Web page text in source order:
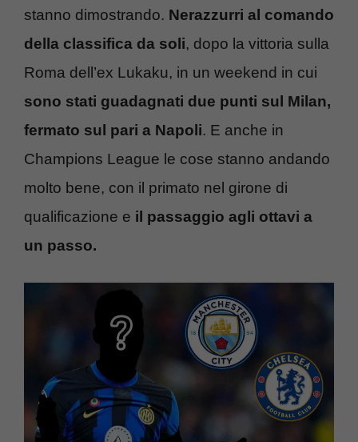
stanno dimostrando. Nerazzurri al comando
della classifica da soli, dopo la vittoria sulla
Roma dell’ex Lukaku, in un weekend in cui
sono stati guadagnati due punti sul Milan,
fermato sul pari a Napoli. E anche in
Champions League le cose stanno andando
molto bene, con il primato nel girone di
qualificazione e il passaggio agli ottavi a
un passo.